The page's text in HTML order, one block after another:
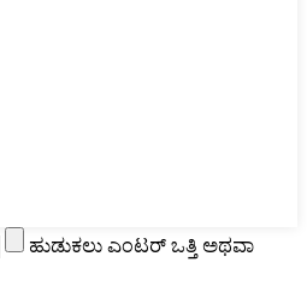
ಹುಡುಕಲು ಎಂಟರ್ ಒತ್ತಿ ಅಥವಾ